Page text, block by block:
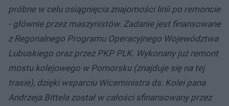
próbne w celu osiągnięcia znajomości linii po remoncie
- głównie przez maszynistów. Zadanie jest finansowane
z Regonalnego Programu Operacyjnego Województwa
Lubuskiego oraz przez PKP PLK. Wykonany już remont
mostu kolejowego w Pomorsku (znajduje się na tej
trasie), dzięki wsparciu Wiceministra ds. Kolei pana
Andrzeja Bittela został w całości sfinansowany przez